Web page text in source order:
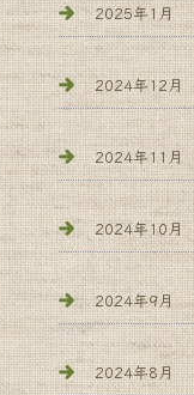
2025年1月
2024年12月
2024年11月
2024年10月
2024年9月
2024年8月